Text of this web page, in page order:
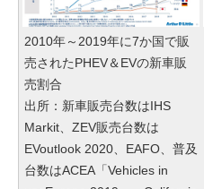
2010年～2019年に7か国で販
売されたPHEV＆EVの新車販
売割合
出所：新車販売台数はIHS
Markit、ZEV販売台数は
EVoutlook 2020、EAFO、普及
台数はACEA「Vehicles in